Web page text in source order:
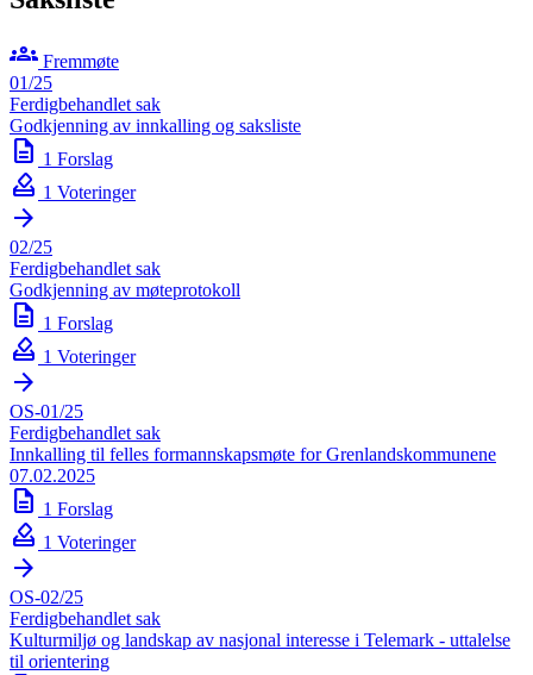
groups Fremmøte
01/25
Ferdigbehandlet sak
Godkjenning av innkalling og saksliste
description 1 Forslag
how_to_vote 1 Voteringer
arrow_forward
02/25
Ferdigbehandlet sak
Godkjenning av møteprotokoll
description 1 Forslag
how_to_vote 1 Voteringer
arrow_forward
OS-01/25
Ferdigbehandlet sak
Innkalling til felles formannskapsmøte for Grenlandskommunene
07.02.2025
description 1 Forslag
how_to_vote 1 Voteringer
arrow_forward
OS-02/25
Ferdigbehandlet sak
Kulturmiljø og landskap av nasjonal interesse i Telemark - uttalelse
til orientering